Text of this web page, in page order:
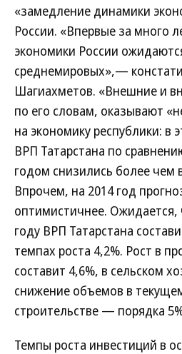
«замедление динамики
России. «Впервые за много
экономики России
среднемировых»,—
Шагиахметов. «Внешние и
по его словам, оказывают
на экономику республики: в
ВРП Татарстана по
годом снизились более чем
Впрочем, на 2014 год
оптимистичнее.
году ВРП Татарстана
темпах роста 4,2%. Рост в
составит 4,6%, в сельском
снижение объемов в
строительстве — порядка
Темпы роста инвестиций в